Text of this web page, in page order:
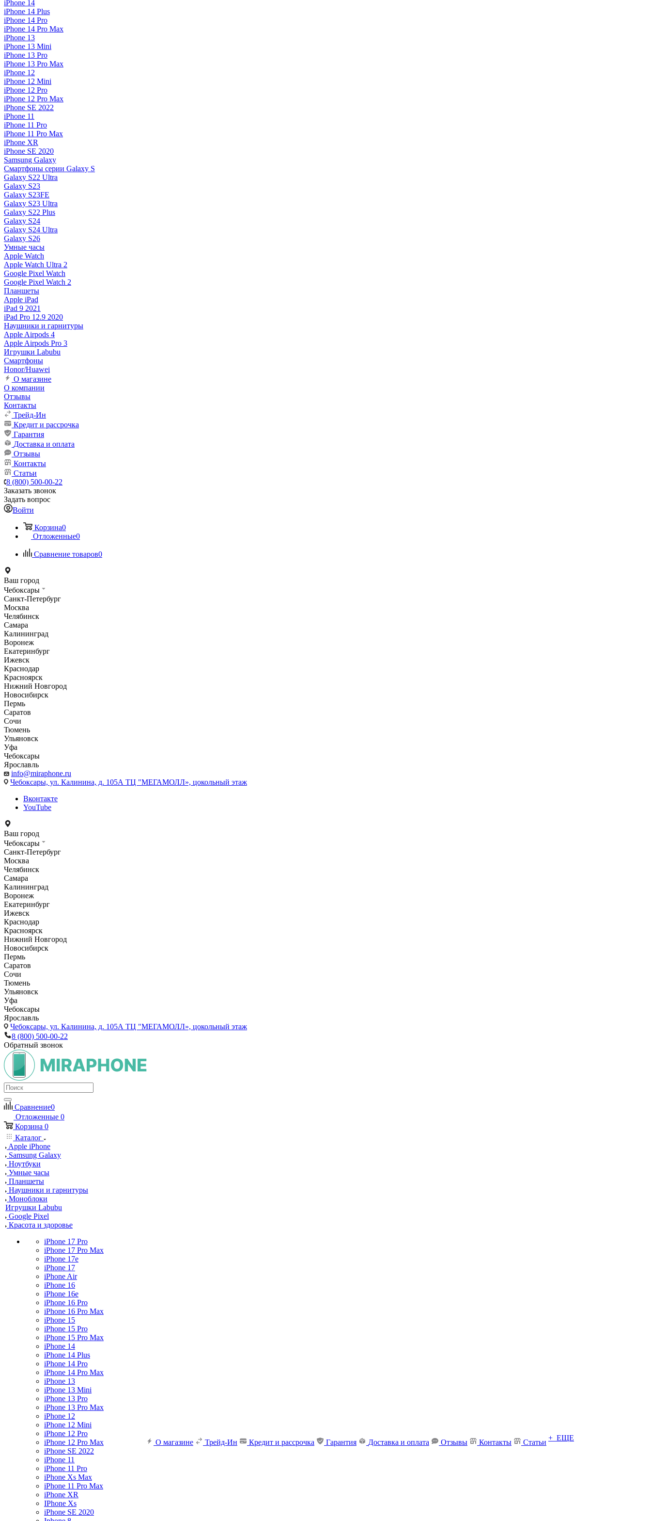
iPhone 14
iPhone 14 Plus
iPhone 14 Pro
iPhone 14 Pro Max
iPhone 13
iPhone 13 Mini
iPhone 13 Pro
iPhone 13 Pro Max
iPhone 12
iPhone 12 Mini
iPhone 12 Pro
iPhone 12 Pro Max
iPhone SE 2022
iPhone 11
iPhone 11 Pro
iPhone 11 Pro Max
iPhone XR
iPhone SE 2020
Samsung Galaxy
Смартфоны серии Galaxy S
Galaxy S22 Ultra
Galaxy S23
Galaxy S23FE
Galaxy S23 Ultra
Galaxy S22 Plus
Galaxy S24
Galaxy S24 Ultra
Galaxy S26
Умные часы
Apple Watch
Apple Watch Ultra 2
Google Pixel Watch
Google Pixel Watch 2
Планшеты
Apple iPad
iPad 9 2021
iPad Pro 12.9 2020
Наушники и гарнитуры
Apple Airpods 4
Apple Airpods Pro 3
Игрушки Labubu
Смартфоны
Honor/Huawei
О магазине
О компании
Отзывы
Контакты
Трейд-Ин
Кредит и рассрочка
Гарантия
Доставка и оплата
Отзывы
Контакты
Статьи
8 (800) 500-00-22
Заказать звонок
Задать вопрос
Войти
Корзина0
Отложенные0
Сравнение товаров0
Ваш город
Чебоксары
Санкт-Петербург
Москва
Челябинск
Самара
Калининград
Воронеж
Екатеринбург
Ижевск
Краснодар
Красноярск
Нижний Новгород
Новосибирск
Пермь
Саратов
Сочи
Тюмень
Ульяновск
Уфа
Чебоксары
Ярославль
info@miraphone.ru
Чебоксары, ул. Калинина, д. 105А ТЦ "МЕГАМОЛЛ», цокольный этаж
Вконтакте
YouTube
Ваш город
Чебоксары
Санкт-Петербург
Москва
Челябинск
Самара
Калининград
Воронеж
Екатеринбург
Ижевск
Краснодар
Красноярск
Нижний Новгород
Новосибирск
Пермь
Саратов
Сочи
Тюмень
Ульяновск
Уфа
Чебоксары
Ярославль
Чебоксары, ул. Калинина, д. 105А ТЦ "МЕГАМОЛЛ», цокольный этаж
8 (800) 500-00-22
Обратный звонок
Сравнение0
Отложенные 0
Корзина 0
Каталог
Apple iPhone
Samsung Galaxy
Ноутбуки
Умные часы
Планшеты
Наушники и гарнитуры
Моноблоки
Игрушки Labubu
Google Pixel
Красота и здоровье
iPhone 17 Pro
iPhone 17 Pro Max
iPhone 17e
iPhone 17
iPhone Air
iPhone 16
iPhone 16e
iPhone 16 Pro
iPhone 16 Pro Max
iPhone 15
iPhone 15 Pro
iPhone 15 Pro Max
iPhone 14
iPhone 14 Plus
iPhone 14 Pro
iPhone 14 Pro Max
iPhone 13
iPhone 13 Mini
iPhone 13 Pro
iPhone 13 Pro Max
iPhone 12
iPhone 12 Mini
iPhone 12 Pro
iPhone 12 Pro Max
iPhone SE 2022
iPhone 11
iPhone 11 Pro
iPhone Xs Max
iPhone 11 Pro Max
iPhone XR
IPhone Xs
iPhone SE 2020
О магазине Трейд-Ин Кредит и рассрочка Гарантия Доставка и оплата Отзывы Контакты Статьи
+ ЕЩЕ